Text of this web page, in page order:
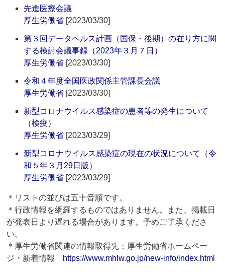
先進医療会議
厚生労働省 [2023/03/30]
第３回データヘルス計画（国保・後期）の在り方に関
する検討会議事録（2023年３月７日）
厚生労働省 [2023/03/30]
令和４年度全国医政関係主管課長会議
厚生労働省 [2023/03/30]
新型コロナウイルス感染症の患者等の発生について
（検疫）
厚生労働省 [2023/03/29]
新型コロナウイルス感染症の現在の状況について（令
和５年３月29日版）
厚生労働省 [2023/03/29]
＊リストの並びは五十音順です。
＊行政情報を網羅するものではありません。また、掲載日
が発表日より遅れる場合があります。予めご了承くださ
い。
＊厚生労働省関連の情報取得先：厚生労働省ホームペー
ジ・新着情報 https://www.mhlw.go.jp/new-info/index.html